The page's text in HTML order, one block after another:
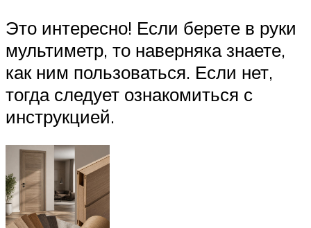
Это интересно! Если берете в руки
мультиметр, то наверняка знаете,
как ним пользоваться. Если нет,
тогда следует ознакомиться с
инструкцией.